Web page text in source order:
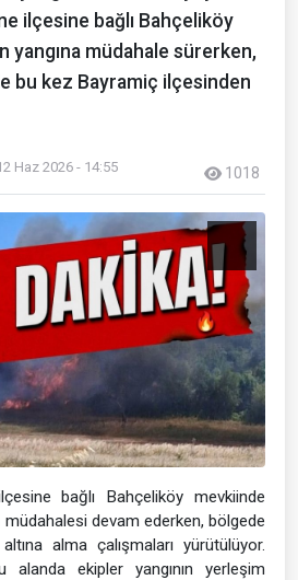
ilçesine bağlı Bahçeliköy
yangına müdahale sürerken,
bu kez Bayramiç ilçesinden
Haz 2026 - 14:55 1018
bağlı Bahçeliköy mevkiinde
müdahalesi devam ederken, bölgede
alma çalışmaları yürütülüyor.
alanda ekipler yangının yerleşim